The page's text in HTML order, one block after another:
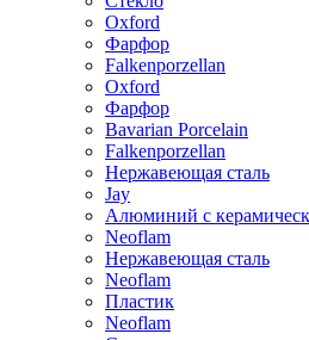
Oxford
Фарфор
Falkenporzellan
Oxford
Фарфор
Bavarian Porcelain
Falkenporzellan
Нержавеющая сталь
Jay
Алюминий с
Neoflam
Нержавеющая сталь
Neoflam
Пластик
Neoflam